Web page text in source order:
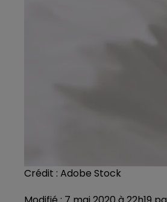
Crédit : Adobe Stock